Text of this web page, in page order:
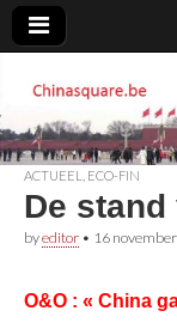
ACTUEEL ECO-FIN
De stand
byeditor • 16
O&O : « China